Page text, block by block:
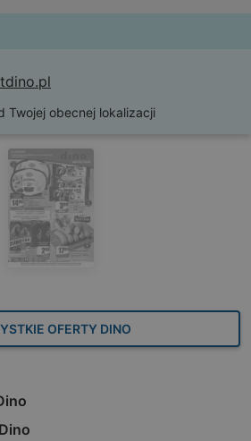
Twojej obecnej lokalizacji
OFERTY DINO